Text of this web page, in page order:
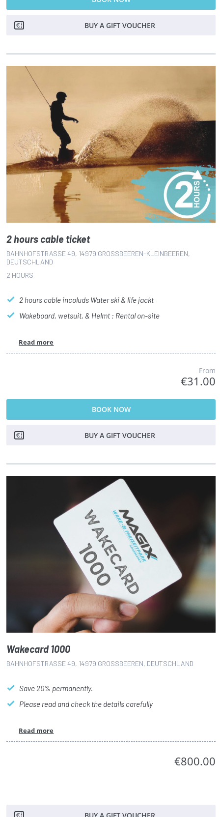
BUY A GIFT VOUCHER
2 hours cable ticket
BAHNHOFSTRASSE 49, 14979 GROSSBEEREN-KLEINBEEREN, DE
UTSCHLAND
2 HOURS
2 hours cable incoluds Water ski & life jackt
Wakeboard, wetsuit, & Helmt : Rental on-site
Read more
From
€31.00
BOOK NOW
BUY A GIFT VOUCHER
Wakecard 1000
BAHNHOFSTRASSE 49, 14979 GROSSBEEREN, DEUTSCHLAND
Save 20% permanently.
Please read and check the details carefully
Read more
€800.00